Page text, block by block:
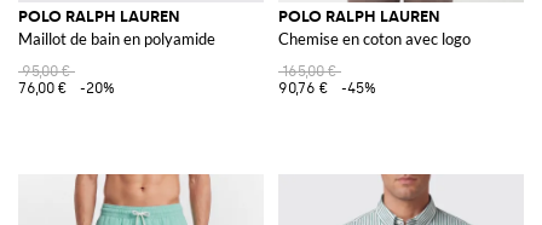
POLO RALPH LAUREN
Maillot de bain en polyamide
95,00 €
76,00 €
-20%
POLO RALPH LAUREN
Chemise en coton avec logo
165,00 €
90,76 €
-45%